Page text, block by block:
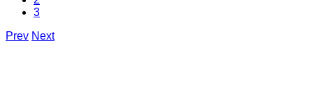
3
Prev Next